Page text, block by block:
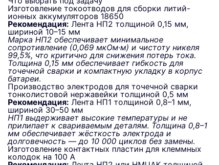
Изготовление токоотводов для сборки литий-
ионных аккумуляторов 18650
Рекомендация: Лента НП2 толщиной 0,15 мм,
шириной 10–15 мм
Марка НП2 обеспечивает минимальное
сопротивление (0,069 мкОм·м) и чистоту никеля
99,5%, что критично для снижения потерь тока.
Толщина 0,15 мм обеспечивает гибкость для
точечной сварки и компактную укладку в корпус
батареи.
Производство электродов для точечной сварки
тонколистовой нержавейки толщиной 0,5 мм
Рекомендация: Лента НП1 толщиной 0,8–1 мм,
шириной 30–50 мм
НП1 выдерживает высокие температуры и не
прилипает к свариваемым деталям. Толщина 0,8–1
мм обеспечивает жёсткость электрода и
долговечность — до 10 000 циклов без замены.
Изготовление контактных пластин для клеммных
колодок на 100 А